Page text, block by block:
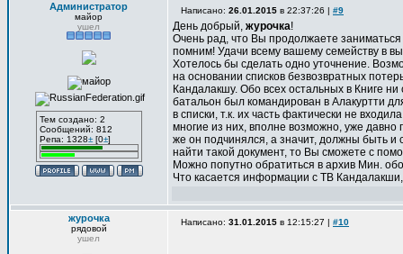
Администратор
майор
ушел
Тем создано: 2
Сообщений: 812
Репа: 1328±[0±]
Написано: 26.01.2015 в 22:37:26 | #9
День добрый, журочка!
Очень рад, что Вы продолжаете
помним! Удачи всему вашему семейству в
Хотелось бы сделать одно уточнение.
на основании списков безвозвратных
Кандалакшу. Обо всех остальных в Книге
батальон был командирован в Алакуртти
в списки, т.к. их часть фактически не
многие из них, вполне возможно, уже
же он подчинялся, а значит, должны быть и
найти такой документ, то Вы сможете с
Можно попутно обратиться в архив Мин.
Что касается информации с ТВ
журочка
рядовой
ушел
Написано: 31.01.2015 в 12:15:27 | #10